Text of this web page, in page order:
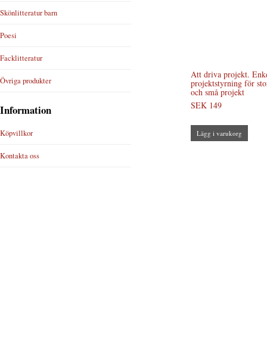
Att driva projekt.
projektstyrning för
och små projekt
SEK 149
Lägg i varukorg
Skönlitteratur barn
Poesi
Facklitteratur
Övriga produkter
Information
Köpvillkor
Kontakta oss